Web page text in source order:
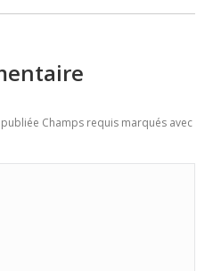
Champs requis marqués avec